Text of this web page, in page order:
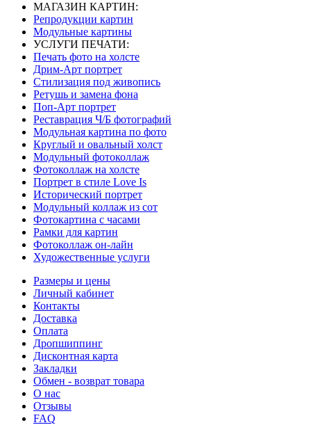
МАГАЗИН КАРТИН:
Репродукции картин
Модульные картины
УСЛУГИ ПЕЧАТИ:
Печать фото на холсте
Дрим-Арт портрет
Стилизация под живопись
Ретушь и замена фона
Поп-Арт портрет
Реставрация Ч/Б фотографий
Модульная картина по фото
Круглый и овальный холст
Модульный фотоколлаж
Фотоколлаж на холсте
Портрет в стиле Love Is
Исторический портрет
Модульный коллаж из сот
Фотокартина с часами
Рамки для картин
Фотоколлаж он-лайн
Художественные услуги
Размеры и цены
Личный кабинет
Контакты
Доставка
Оплата
Дропшиппинг
Дисконтная карта
Закладки
Обмен - возврат товара
О нас
Отзывы
FAQ